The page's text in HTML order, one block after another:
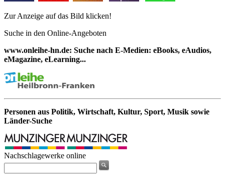
Zur Anzeige auf das Bild klicken!
Suche in den Online-Angeboten
www.onleihe-hn.de: Suche nach E-Medien: eBooks, eAudios,
eMagazine, eLearning...
Personen aus Politik, Wirtschaft, Kultur, Sport, Musik sowie
Länder-Suche
Nachschlagewerke online